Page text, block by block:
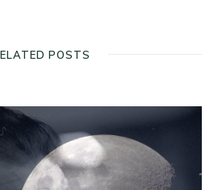
POSTS